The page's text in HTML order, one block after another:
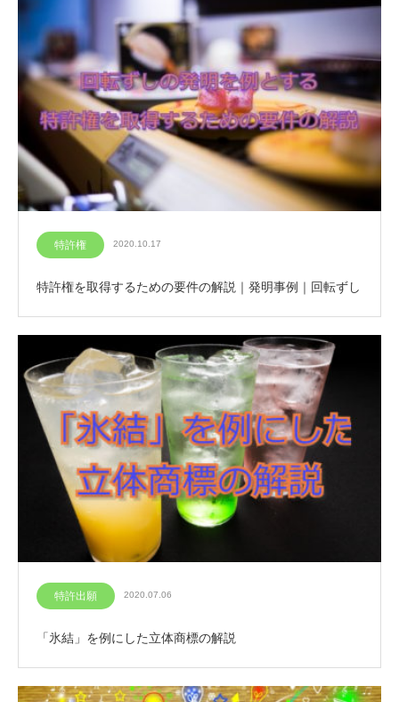
特許権 2020.10.17
特許権を取得するための要件の解説｜発明事例｜回転ずし
特許出願 2020.07.06
「氷結」を例にした立体商標の解説